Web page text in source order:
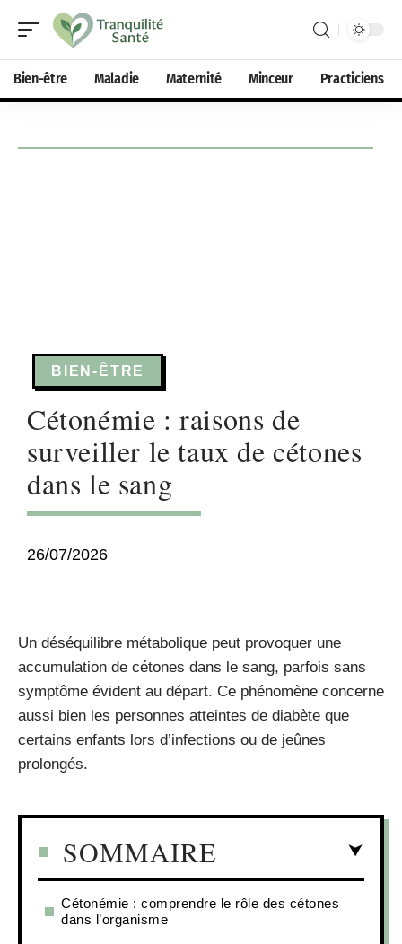
Bien-être Maladie Maternité Minceur Practiciens
BIEN-ÊTRE
Cétonémie : raisons de
surveiller le taux de cétones
dans le sang
26/07/2026
Un déséquilibre métabolique peut provoquer une
accumulation de cétones dans le sang, parfois sans
symptôme évident au départ. Ce phénomène concerne
aussi bien les personnes atteintes de diabète que
certains enfants lors d’infections ou de jeûnes
prolongés.
SOMMAIRE
Cétonémie : comprendre le rôle des cétones
dans l’organisme